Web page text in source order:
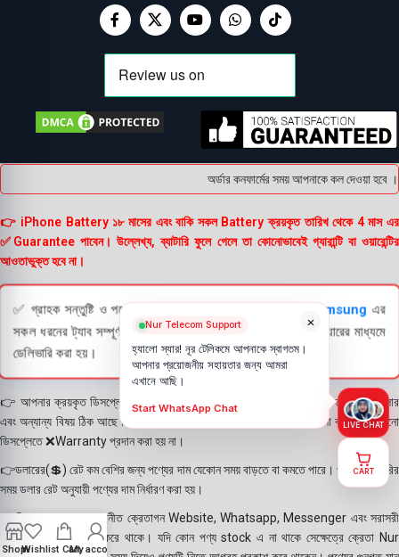
অর্ডার কনফার্মের সময় আপনাকে কল দেওয়া
👉 iPhone Battery ১৮ মাসের এবং বাকি সকল Battery ক্রয়কৃত তারিখ থেকে 4 মাস এর
✅Guarantee পাবেন। উল্লেখ্য, ব্যাটারি ফুলে গেলে তা কোনোভাবেই গ্যারান্টি বা ওয়ারেন্টির
আওতাভুক্ত হবে না।
✅ গ্রাহক সন্তুষ্টি ও পণ্যের স্বচ্ছতা নিশ্চিত করতে Samsung এর
সকল ধরনের ট্যাব সম্পূর্ণরূপে যাচাই (Check) করার পরই বিক্রি ও কুরিয়ারের মাধ্যমে
ডেলিভারি করা হয়।
👉 আপনার ক্রয়কৃত ডিসপ্লে স্থায়ী ভাবে লাগানোর আগে মোবাইলে লাগিয়ে চেক করে নিবেন কালার
এবং অন্যান্য বিষয় ঠিক আছে কিনা। শতভাগ নিশ্চিত হয়ে পলি তুলবেন। পলি তোলা বা আঠা লাগানো
ডিসপ্লেতে ❌Warranty প্রদান করা হয় না।
👉ডলারের(💲) রেট কম বেশির জন্য পণ্যের দাম যেকোন সময় বাড়তে বা কমতে পারে। পণ্য ডেলিভারির
সময় ডলার রেট অনুযায়ী পণ্যের দাম নির্ধারণ করা হয়।
👉বিঃ দ্রঃ- আমাদের সম্মানীত ক্রেতাগন Website, Whatsapp, Messenger এবং সরাসরী
ফোন করে পণ্য Order করে থাকে। যদি কোন পণ্য stock এ না থাকে সেক্ষেত্রে ক্রেতা Nur
ShopWishlist CartMy account
×
Nur Telecom Support
হ্যালো স্যার! নূর টেলিকমে আপনাকে স্বাগতম।
আপনার প্রয়োজনীয় সহায়তার জন্য আমরা
এখানে আছি।
Start WhatsApp Chat
LIVE CHAT
CART